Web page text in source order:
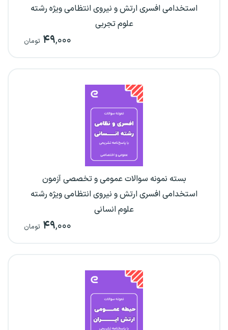
استخدامی افسری ارتش و نیروی انتظامی ویژه رشته
علوم تجربی
۴۹,۰۰۰ تومان
بسته نمونه سوالات عمومی و تخصصی آزمون
استخدامی افسری ارتش و نیروی انتظامی ویژه رشته
علوم انسانی
۴۹,۰۰۰ تومان